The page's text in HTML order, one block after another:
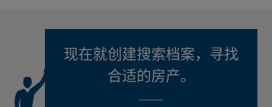
现在就创建搜索档案，寻找
合适的房产。